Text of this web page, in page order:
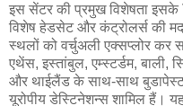
इस सेंटर की प्रमुख विशेषता इसके
विशेष हेडसेट और कंट्रोलर्स की
स्थलों को वर्चुअली एक्सप्लोर कर
एथेंस, इस्तांबुल, एम्स्टर्डम, बाली,
और थाईलैंड के साथ-साथ
यूरोपीय डेस्टिनेशन्स शामिल हैं।